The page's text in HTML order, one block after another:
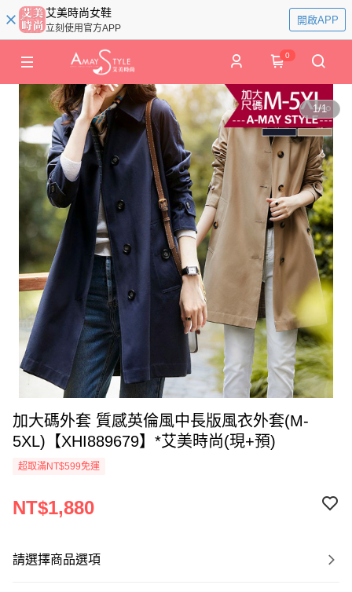
艾美時尚女鞋
立刻使用官方APP
開啟APP
0
1/1
加大碼外套 質感英倫風中長版風衣外套(M-
5XL)【XHI889679】*艾美時尚(現+預)
超取滿NT$599免運
NT$1,880
請選擇商品選項